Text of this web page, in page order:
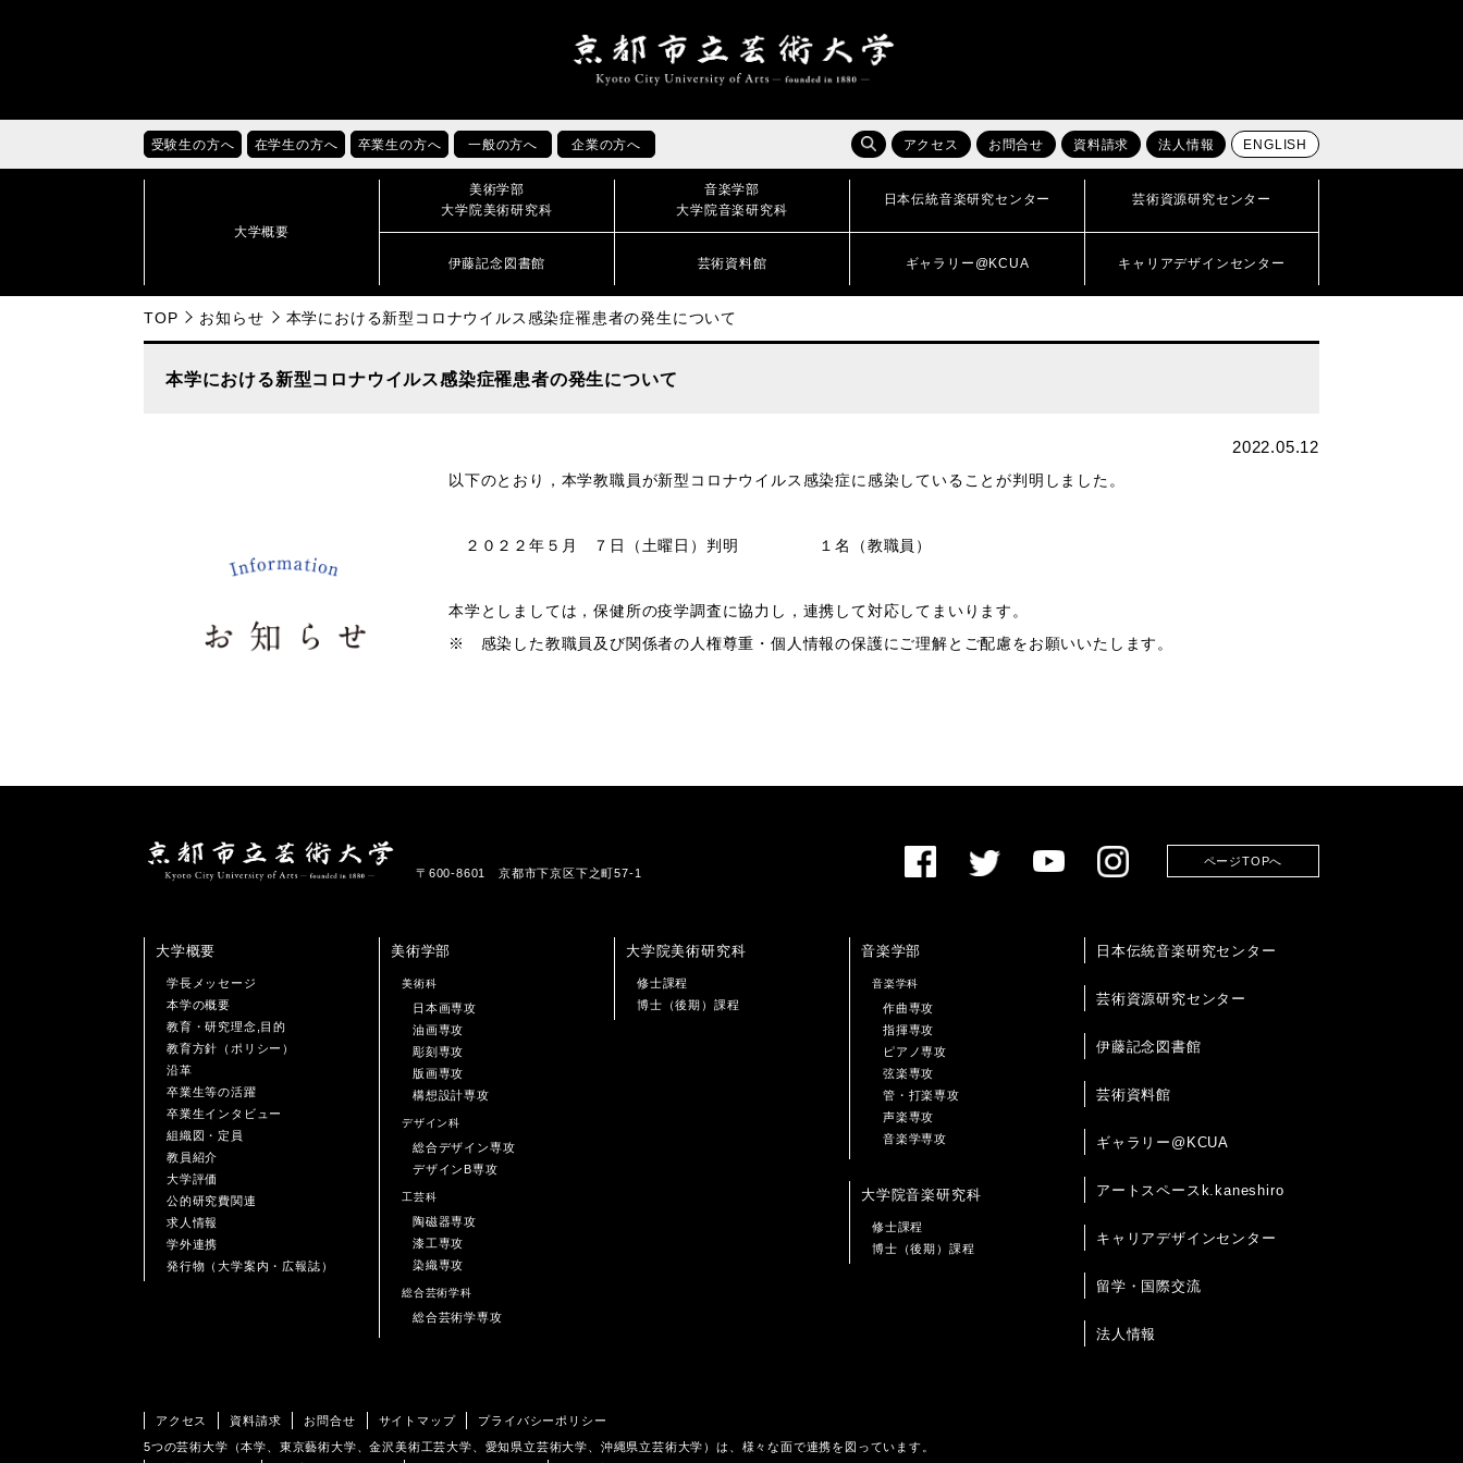
受験生の方へ 在学生の方へ 卒業生の方へ 一般の方へ 企業の方へ アクセス お問合せ 資料請求 法人情報 ENGLISH
大学概要
美術学部
大学院美術研究科
音楽学部
大学院音楽研究科
日本伝統音楽研究センター 芸術資源研究センター
伊藤記念図書館 芸術資料館 ギャラリー@KCUA キャリアデザインセンター
TOP お知らせ 本学における新型コロナウイルス感染症罹患者の発生について
本学における新型コロナウイルス感染症罹患者の発生について
2022.05.12
以下のとおり，本学教職員が新型コロナウイルス感染症に感染していることが判明しました。
２０２２年５月 ７日（土曜日）判明 １名（教職員）
本学としましては，保健所の疫学調査に協力し，連携して対応してまいります。
※ 感染した教職員及び関係者の人権尊重・個人情報の保護にご理解とご配慮をお願いいたします。
〒600-8601 京都市下京区下之町57-1
ページTOPへ
大学概要
学長メッセージ
本学の概要
教育・研究理念,目的
教育方針（ポリシー）
沿革
卒業生等の活躍
卒業生インタビュー
組織図・定員
教員紹介
大学評価
公的研究費関連
求人情報
学外連携
発行物（大学案内・広報誌）
美術学部
美術科
日本画専攻
油画専攻
彫刻専攻
版画専攻
構想設計専攻
デザイン科
総合デザイン専攻
デザインB専攻
工芸科
陶磁器専攻
漆工専攻
染織専攻
総合芸術学科
総合芸術学専攻
大学院美術研究科
修士課程
博士（後期）課程
音楽学部
音楽学科
作曲専攻
指揮専攻
ピアノ専攻
弦楽専攻
管・打楽専攻
声楽専攻
音楽学専攻
大学院音楽研究科
修士課程
博士（後期）課程
日本伝統音楽研究センター
芸術資源研究センター
伊藤記念図書館
芸術資料館
ギャラリー@KCUA
アートスペースk.kaneshiro
キャリアデザインセンター
留学・国際交流
法人情報
アクセス 資料請求 お問合せ サイトマップ
プライバシーポリシー
5つの芸術大学（本学、東京藝術大学、金沢美術工芸大学、愛知県立芸術大学、沖縄県立芸術大学）は、様々な面で連携を図っています。